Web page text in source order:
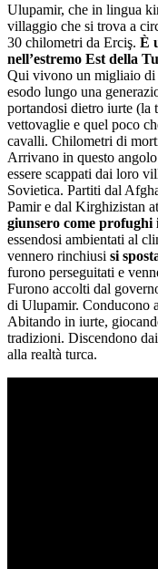
Ulupamir, che in lingua
villaggio che si trova a
30 chilometri da Erciş. È
nell’estremo Est della
Qui vivono un migliaio
esodo lungo una
portandosi dietro iurte (la
vettovaglie e quel poco
cavalli. Chilometri di
Arrivano in questo
essere scappati dai loro
Sovietica. Partiti dal
Pamir e dal Kirghizistan
giunsero come profughi
essendosi ambientati al
vennero rinchiusi si
furono perseguitati e
Furono accolti dal
di Ulupamir. Conducono
Abitando in iurte,
tradizioni. Discendono
alla realtà turca.